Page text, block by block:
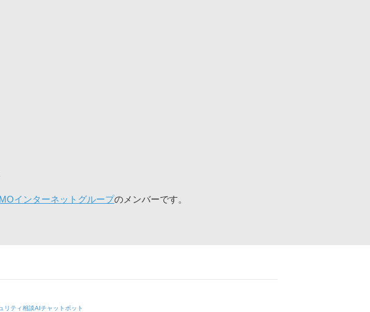
インターネットグループのメンバーです。
リティ相談AIチャットボット